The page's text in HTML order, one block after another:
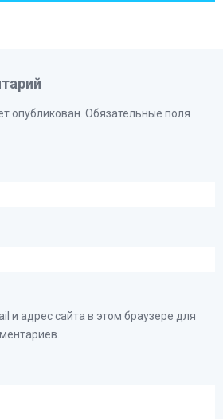
опубликован. Обязательные поля
и адрес сайта в этом браузере для